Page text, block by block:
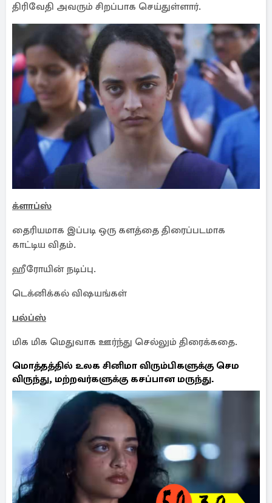
திரிவேதி அவரும் சிறப்பாக செய்துள்ளார்.
க்ளாப்ஸ்
தைரியமாக இப்படி ஒரு களத்தை திரைப்படமாக
காட்டிய விதம்.
ஹீரோயின் நடிப்பு.
டெக்னிக்கல் விஷயங்கள்
பல்ப்ஸ்
மிக மிக மெதுவாக ஊர்ந்து செல்லும் திரைக்கதை.
மொத்தத்தில் உலக சினிமா விரும்பிகளுக்கு செம
விருந்து, மற்றவர்களுக்கு கசப்பான மருந்து.